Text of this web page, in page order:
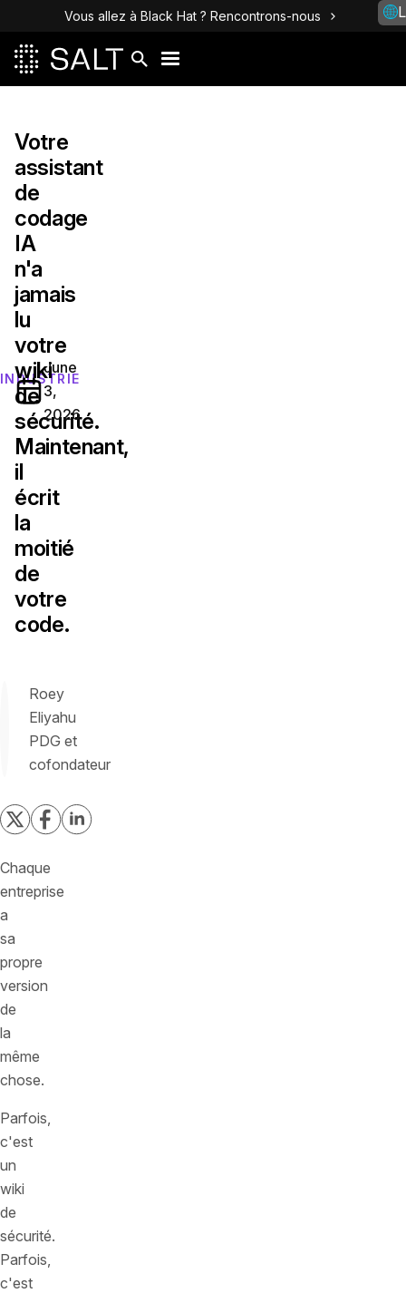
Vous allez à Black Hat ? Rencontrons-nous
INDUSTRIE
Votre
assistant
de
codage
IA
n'a
jamais
lu
votre
wiki
de
sécurité.
Maintenant,
il
écrit
la
moitié
de
votre
code.
June
3,
2026
Roey
Eliyahu
PDG et
cofondateur
Chaque
entreprise
a
sa
propre
version
de
la
même
chose.
Parfois,
c'est
un
wiki
de
sécurité.
Parfois,
c'est